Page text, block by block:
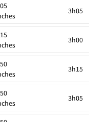
3h05
3h00
3h15
3h05